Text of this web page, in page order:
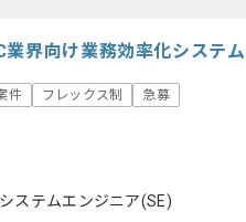
業界向け業務効率化システ
件 フレックス制 急募
ステムエンジニア(SE)